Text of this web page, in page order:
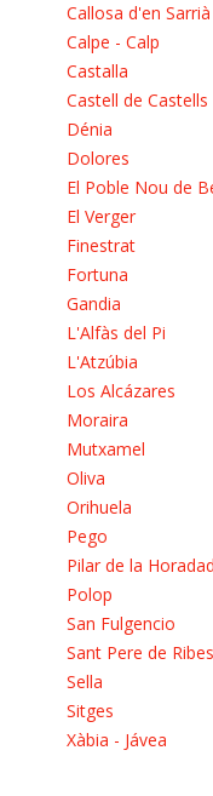
Callosa d'en Sarrià
Calpe - Calp
Castalla
Castell de Castells
Dénia
Dolores
El Poble Nou de
El Verger
Finestrat
Fortuna
Gandia
L'Alfàs del Pi
L'Atzúbia
Los Alcázares
Moraira
Mutxamel
Oliva
Orihuela
Pego
Pilar de la
Polop
San Fulgencio
Sant Pere de Ribes
Sella
Sitges
Xàbia - Jávea